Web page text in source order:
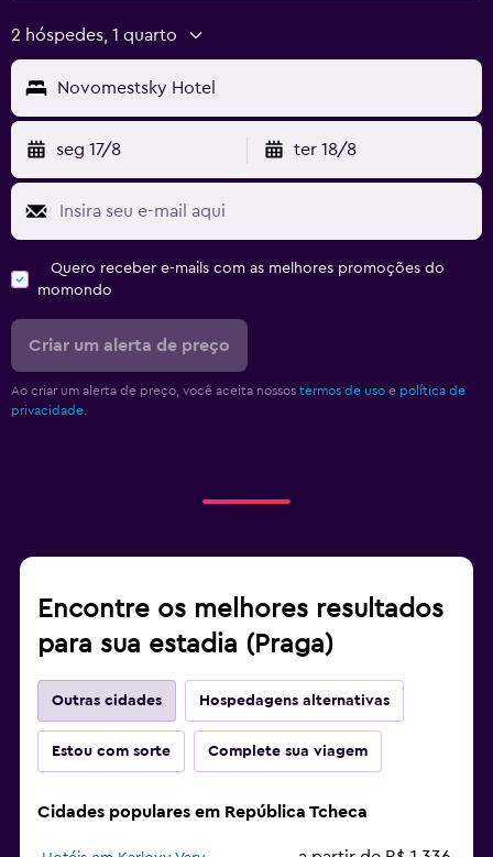
2 hóspedes, 1 quarto
Novomestsky Hotel
seg 17/8 ter 18/8
Quero receber e-mails com as melhores promoções do
momondo
Criar um alerta de preço
Ao criar um alerta de preço, você aceita nossos termos de uso e política de
privacidade.
Encontre os melhores resultados
para sua estadia (Praga)
Outras cidades Hospedagens alternativas
Estou com sorte Complete sua viagem
Cidades populares em República Tcheca